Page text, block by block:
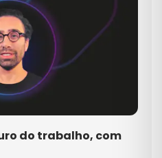
do trabalho, com